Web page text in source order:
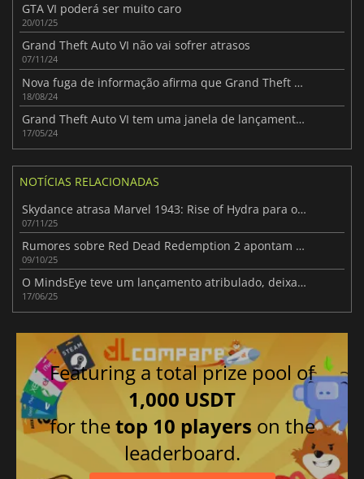
GTA VI poderá ser muito caro
20/01/25
Grand Theft Auto VI não vai sofrer atrasos
07/11/24
Nova fuga de informação afirma que Grand Theft Auto VI tem um orçamento total de 2.000.000.000 de dólares
18/08/24
Grand Theft Auto VI tem uma janela de lançamento oficial
17/05/24
NOTÍCIAS RELACIONADAS
Skydance atrasa Marvel 1943: Rise of Hydra para o início de 2026
07/11/25
Rumores sobre Red Dead Redemption 2 apontam para uma possível portabilidade para a Switch 2
09/10/25
O MindsEye teve um lançamento atribulado, deixando os jogadores desiludidos
17/06/25
Featuring a total prize pool of
1,000 USDT
for thetop 10 players on the
leaderboard.